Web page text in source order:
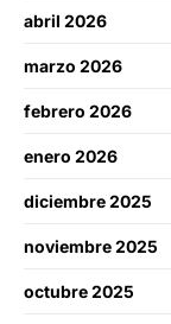
abril 2026
marzo 2026
febrero 2026
enero 2026
diciembre 2025
noviembre 2025
octubre 2025